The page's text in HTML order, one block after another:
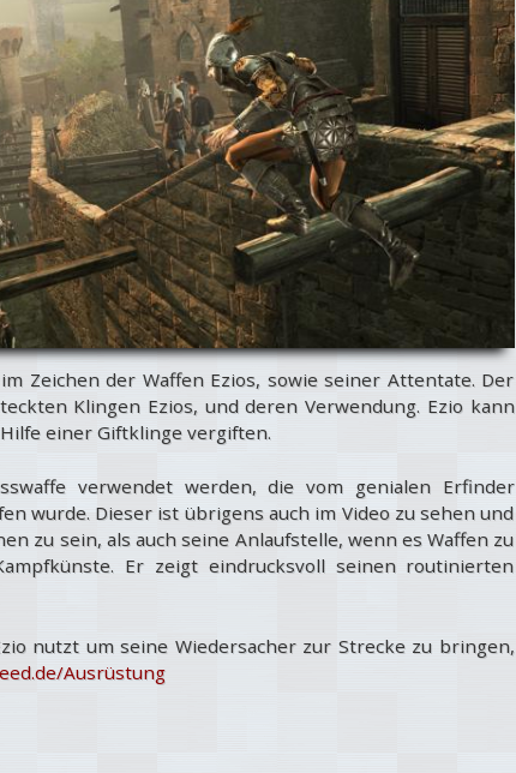
Zeichen der Waffen Ezios, sowie seiner Attentate. Der
Klingen Ezios, und deren Verwendung. Ezio kann
einer Giftklinge vergiften.
verwendet werden, die vom genialen Erfinder
wurde. Dieser ist übrigens auch im Video zu sehen und
zu sein, als auch seine Anlaufstelle, wenn es Waffen zu
Er zeigt eindrucksvoll seinen routinierten
nutzt um seine Wiedersacher zur Strecke zu bringen,
Ausrüstung